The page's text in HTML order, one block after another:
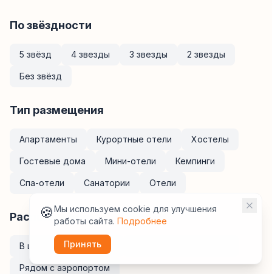
По звёздности
5 звёзд 4 звезды 3 звезды 2 звезды
Без звёзд
Тип размещения
Апартаменты Курортные отели Хостелы
Гостевые дома Мини-отели Кемпинги
Спа-отели Санатории Отели
Расположение
В центре У метро
Рядом с аэропортом
🍪Мы используем cookie для улучшения
работы сайта. Подробнее
Принять